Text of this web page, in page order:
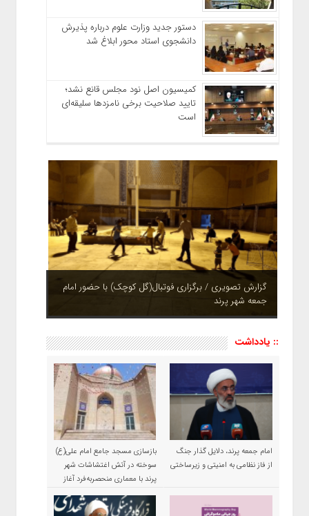
دستور جدید وزارت علوم درباره پذیرش
دانشجوی استاد محور ابلاغ شد
کمیسیون اصل نود مجلس قانع نشد؛
تایید صلاحیت برخی نامزدها سلیقه‌ای
است
چشم نوازی بوستان های شهر پرند در فصل بهار + تصاویر
:: یادداشت
امام جمعه پرند، دلایل گذار جنگ
از فاز نظامی به امنیتی و زیرساختی
بازسازی مسجد جامع امام علی(ع)
سوخته در آتش اغتشاشات شهر
پرند با معماری منحصربه‌فرد آغاز
شد